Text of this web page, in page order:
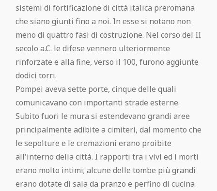
sistemi di fortificazione di città italica preromana
che siano giunti fino a noi. In esse si notano non
meno di quattro fasi di costruzione. Nel corso del II
secolo a.C. le difese vennero ulteriormente
rinforzate e alla fine, verso il 100, furono aggiunte
dodici torri.
Pompei aveva sette porte, cinque delle quali
comunicavano con importanti strade esterne.
Subito fuori le mura si estendevano grandi aree
principalmente adibite a cimiteri, dal momento che
le sepolture e le cremazioni erano proibite
all'interno della città. I rapporti tra i vivi ed i morti
erano molto intimi; alcune delle tombe più grandi
erano dotate di sala da pranzo e perfino di cucina